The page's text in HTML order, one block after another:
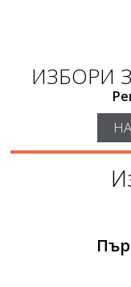
ИЗБОРИ